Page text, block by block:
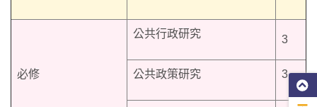
必修
公共行政研究 3
公共政策研究 3